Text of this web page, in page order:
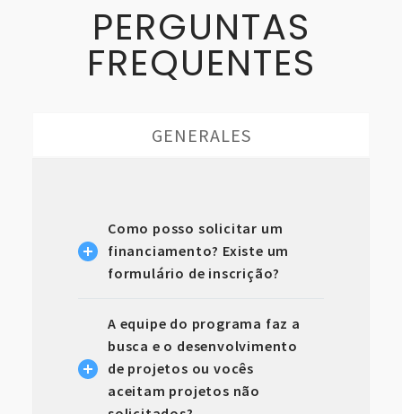
PERGUNTAS
FREQUENTES
GENERALES
Como posso solicitar um
financiamento? Existe um
formulário de inscrição?
A equipe do programa faz a
busca e o desenvolvimento
de projetos ou vocês
aceitam projetos não